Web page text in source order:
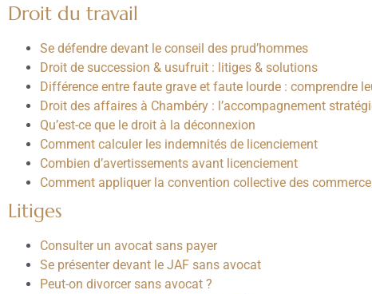
Droit du travail
Se défendre devant le conseil des prud’hommes
Droit de succession & usufruit : litiges & solutions
Différence entre faute grave et faute lourde : comprendre
Droit des affaires à Chambéry : l’accompagnement
Qu’est-ce que le droit à la déconnexion
Comment calculer les indemnités de licenciement
Combien d’avertissements avant licenciement
Comment appliquer la convention collective des
Litiges
Consulter un avocat sans payer
Se présenter devant le JAF sans avocat
Peut-on divorcer sans avocat ?